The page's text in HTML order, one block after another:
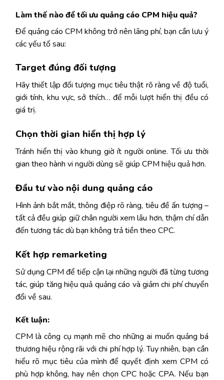
Làm thế nào để tối ưu quảng cáo CPM hiệu quả?
Để quảng cáo CPM không trở nên lãng phí, bạn cần lưu ý
các yếu tố sau:
Target đúng đối tượng
Hãy thiết lập đối tượng mục tiêu thật rõ ràng về độ tuổi,
giới tính, khu vực, sở thích… để mỗi lượt hiển thị đều có
giá trị.
Chọn thời gian hiển thị hợp lý
Tránh hiển thị vào khung giờ ít người online. Tối ưu thời
gian theo hành vi người dùng sẽ giúp CPM hiệu quả hơn.
Đầu tư vào nội dung quảng cáo
Hình ảnh bắt mắt, thông điệp rõ ràng, tiêu đề ấn tượng –
tất cả đều giúp giữ chân người xem lâu hơn, thậm chí dẫn
đến tương tác dù bạn không trả tiền theo CPC.
Kết hợp remarketing
Sử dụng CPM để tiếp cận lại những người đã từng tương
tác, giúp tăng hiệu quả quảng cáo và giảm chi phí chuyển
đổi về sau.
Kết luận:
CPM là công cụ mạnh mẽ cho những ai muốn quảng bá
thương hiệu rộng rãi với chi phí hợp lý. Tuy nhiên, bạn cần
hiểu rõ mục tiêu của mình để quyết định xem CPM có
phù hợp không, hay nên chọn CPC hoặc CPA. Nếu bạn